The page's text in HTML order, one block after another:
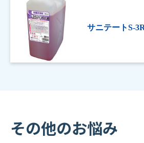
サニテートS-3R
その他のお悩み